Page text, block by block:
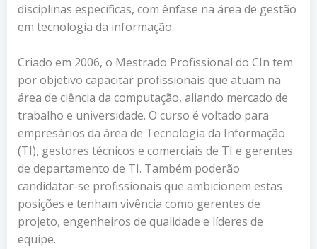
disciplinas específicas, com ênfase na área de gestão
em tecnologia da informação.
Criado em 2006, o Mestrado Profissional do CIn tem
por objetivo capacitar profissionais que atuam na
área de ciência da computação, aliando mercado de
trabalho e universidade. O curso é voltado para
empresários da área de Tecnologia da Informação
(TI), gestores técnicos e comerciais de TI e gerentes
de departamento de TI. Também poderão
candidatar-se profissionais que ambicionem estas
posições e tenham vivência como gerentes de
projeto, engenheiros de qualidade e líderes de
equipe.